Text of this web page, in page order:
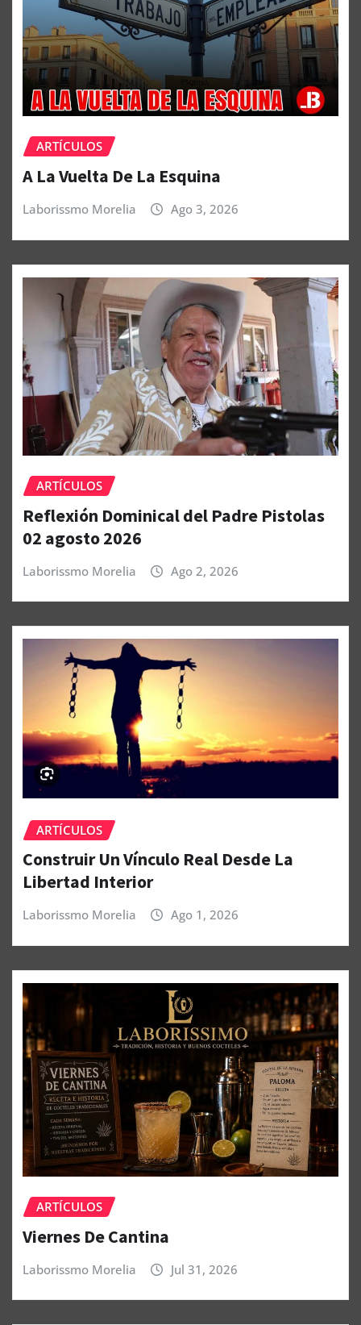
ARTÍCULOS
A La Vuelta De La Esquina
Laborissmo Morelia Ago 3, 2026
ARTÍCULOS
Reflexión Dominical del Padre Pistolas
02 agosto 2026
Laborissmo Morelia Ago 2, 2026
ARTÍCULOS
Construir Un Vínculo Real Desde La
Libertad Interior
Laborissmo Morelia Ago 1, 2026
ARTÍCULOS
Viernes De Cantina
Laborissmo Morelia Jul 31, 2026